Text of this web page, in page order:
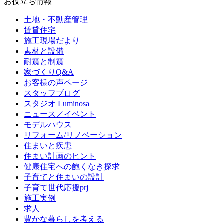
土地・不動産管理
賃貸住宅
施工現場だより
素材と設備
耐震と制震
家づくりQ&A
お客様の声ページ
スタッフブログ
スタジオ Luminosa
ニュース／イベント
モデルハウス
リフォーム/リノベーション
住まいと疾患
住まい計画のヒント
健康住宅への飽くなき探求
子育てと住まいの設計
子育て世代応援prj
施工実例
求人
豊かな暮らしを考える